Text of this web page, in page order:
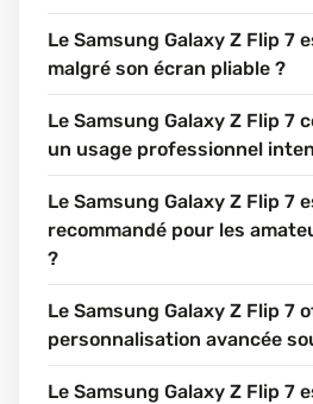
Le Samsung Galaxy Z Flip 7
malgré son écran pliable ?
Le Samsung Galaxy Z Flip 7
un usage professionnel
Le Samsung Galaxy Z Flip 7
recommandé pour les
?
Le Samsung Galaxy Z Flip 7
personnalisation avancée
Le Samsung Galaxy Z Flip 7